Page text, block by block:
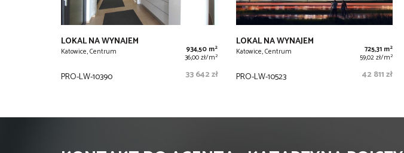
LOKAL NA WYNAJEM
Katowice, Centrum 934,50 m2
36,00 zł/m2
PRO-LW-10390 33 642 zł
LOKAL NA WYNAJEM
Katowice, Centrum 725,31 m2
59,02 zł/m2
PRO-LW-10523 42 811 zł